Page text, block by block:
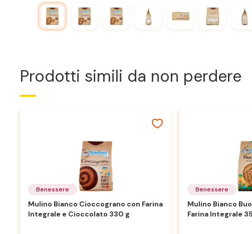
Prodotti simili da non perdere
Benessere
Mulino Bianco Cioccograno con Farina
Integrale e Cioccolato 330 g
Benessere
Mulino Bianco
Farina Integrale